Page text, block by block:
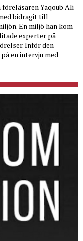
föreläsaren Yaqoub Ali
bidragit till
En miljö han kom
experter på
Inför den
en intervju med